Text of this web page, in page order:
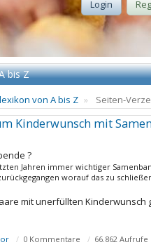
Login
bis Z
von A bis Z Seiten-
Kinderwunsch mit
?
Jahren immer wichtiger
worauf das zu
mit unerfüllten
0 Kommentare 66.862 Aufrufe